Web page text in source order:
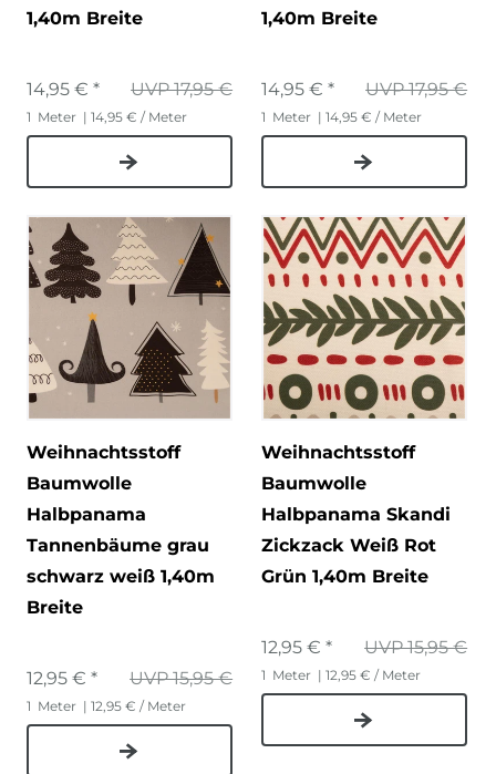
1,40m Breite
UVP 17,95 €
14,95 € *
1 Meter | 14,95 € / Meter
1,40m Breite
UVP 17,95 €
14,95 € *
1 Meter | 14,95 € / Meter
Weihnachtsstoff
Baumwolle
Halbpanama
Tannenbäume grau
schwarz weiß 1,40m
Breite
UVP 15,95 €
12,95 € *
1 Meter | 12,95 € / Meter
Weihnachtsstoff
Baumwolle
Halbpanama Skandi
Zickzack Weiß Rot
Grün 1,40m Breite
UVP 15,95 €
12,95 € *
1 Meter | 12,95 € / Meter